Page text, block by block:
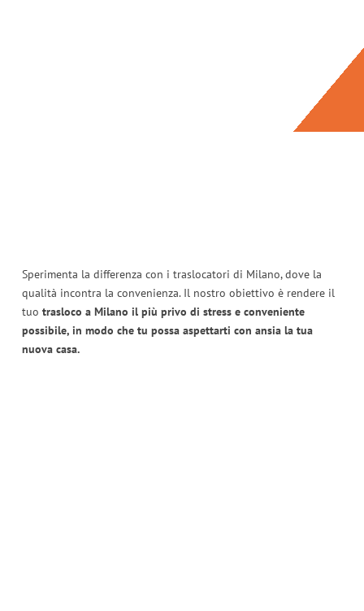
Sperimenta la differenza con i traslocatori di Milano, dove la
qualità incontra la convenienza. Il nostro obiettivo è rendere il
tuo trasloco a Milano il più privo di stress e conveniente
possibile, in modo che tu possa aspettarti con ansia la tua
nuova casa.